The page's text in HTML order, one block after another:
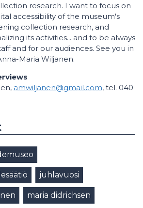
research. I want to focus on
accessibility of the museum's
collection research, and
its activities... and to be always
and for our audiences. See you in
Maria Wiljanen.
amwiljanen@gmail.com, tel. 040
juhlavuosi
maria didrichsen